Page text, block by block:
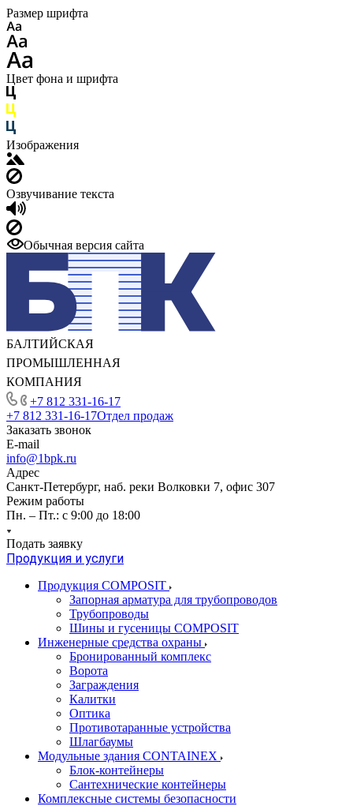
Размер шрифта
Цвет фона и шрифта
Изображения
Озвучивание текста
Обычная версия сайта
БАЛТИЙСКАЯ
ПРОМЫШЛЕННАЯ
КОМПАНИЯ
+7 812 331-16-17
+7 812 331-16-17Отдел продаж
Заказать звонок
E-mail
info@1bpk.ru
Адрес
Санкт-Петербург, наб. реки Волковки 7, офис 307
Режим работы
Пн. – Пт.: с 9:00 до 18:00
Подать заявку
Продукция и услуги
Продукция COMPOSIT
Запорная арматура для трубопроводов
Трубопроводы
Шины и гусеницы COMPOSIT
Инженерные средства охраны
Бронированный комплекс
Ворота
Заграждения
Калитки
Оптика
Противотаранные устройства
Шлагбаумы
Модульные здания CONTAINEX
Блок-контейнеры
Сантехнические контейнеры
Комплексные системы безопасности